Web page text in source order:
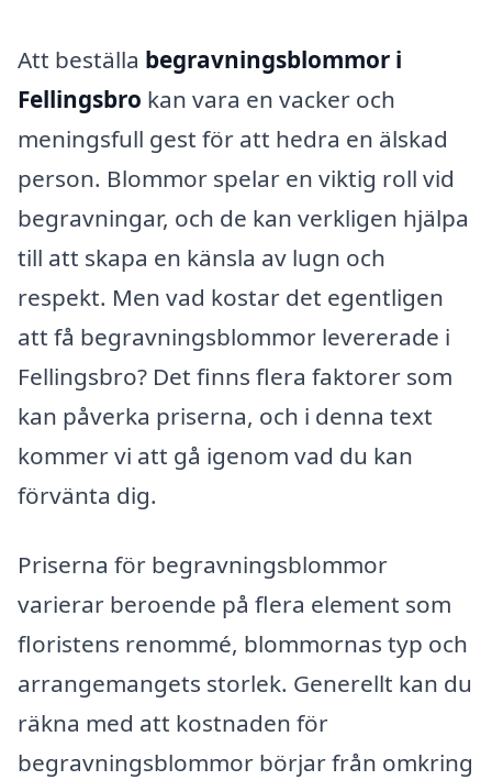
Att beställa begravningsblommor i
Fellingsbro kan vara en vacker och
meningsfull gest för att hedra en älskad
person. Blommor spelar en viktig roll vid
begravningar, och de kan verkligen hjälpa
till att skapa en känsla av lugn och
respekt. Men vad kostar det egentligen
att få begravningsblommor levererade i
Fellingsbro? Det finns flera faktorer som
kan påverka priserna, och i denna text
kommer vi att gå igenom vad du kan
förvänta dig.
Priserna för begravningsblommor
varierar beroende på flera element som
floristens renommé, blommornas typ och
arrangemangets storlek. Generellt kan du
räkna med att kostnaden för
begravningsblommor börjar från omkring